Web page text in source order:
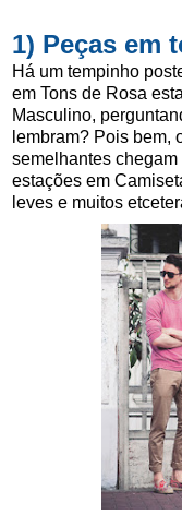
1) Peças em
Há um tempinho
em Tons de Rosa
Masculino,
lembram? Pois bem,
semelhantes
estações em
leves e muitos